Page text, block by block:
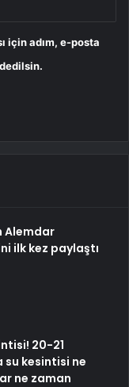
için adım, e-posta
Alemdar
ilk kez paylaştı
20-21
su kesintisi ne
ne zaman